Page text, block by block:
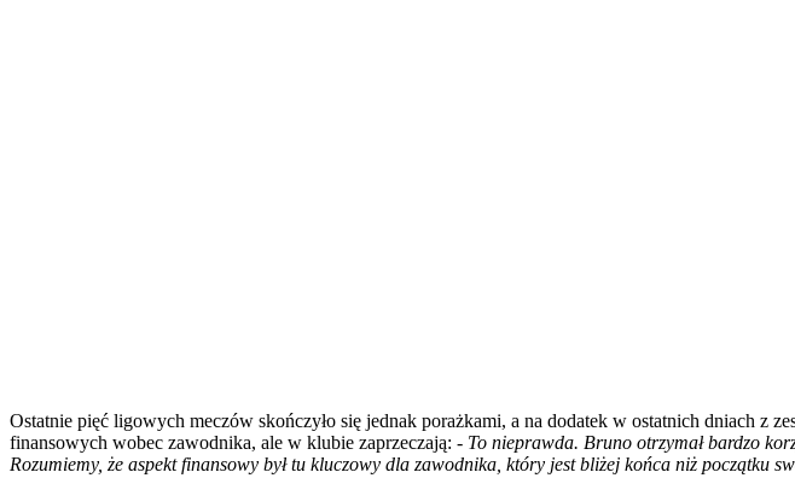
Ostatnie pięć ligowych meczów skończyło się jednak porażkami, a na dodatek w ostatnich dniach z
finansowych wobec zawodnika, ale w klubie zaprzeczają: - To nieprawda. Bruno otrzymał bardzo
Rozumiemy, że aspekt finansowy był tu kluczowy dla zawodnika, który jest bliżej końca niż początku